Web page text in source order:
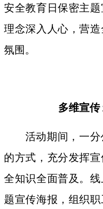
安全教育日保密主
理念深入人心，营
氛围。
多维宣传
活动期间， 一
的方式， 充分发挥
全知识全面普及。
题宣传海报，组织